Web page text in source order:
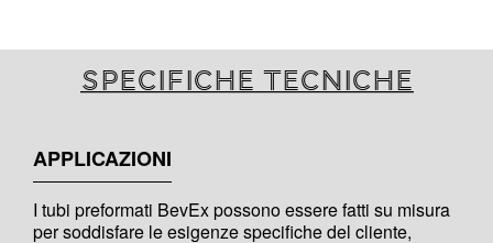
Specifiche tecniche
APPLICAZIONI
I tubi preformati BevEx possono essere fatti su misura
per soddisfare le esigenze specifiche del cliente,